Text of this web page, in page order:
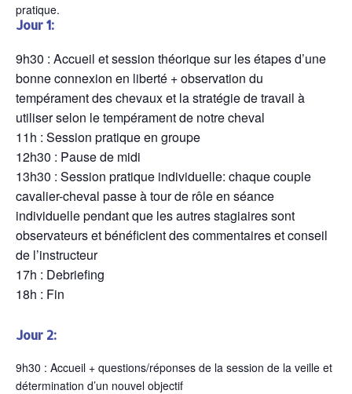
pratique.
Jour 1:
9h30 : Accueil et session théorique sur les étapes d’une
bonne connexion en liberté + observation du
tempérament des chevaux et la stratégie de travail à
utiliser selon le tempérament de notre cheval
11h : Session pratique en groupe
12h30 : Pause de midi
13h30 : Session pratique individuelle: chaque couple
cavalier-cheval passe à tour de rôle en séance
individuelle pendant que les autres stagiaires sont
observateurs et bénéficient des commentaires et conseil
de l’instructeur
17h : Debriefing
18h : Fin
Jour 2:
9h30 : Accueil + questions/réponses de la session de la veille et
détermination d’un nouvel objectif